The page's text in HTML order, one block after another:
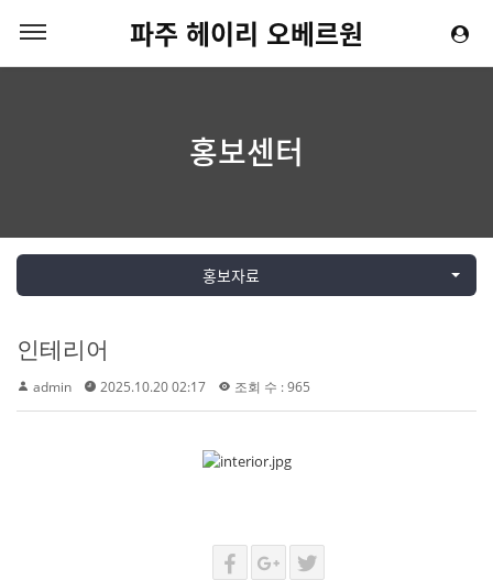
파주 헤이리 오베르원
홍보센터
홍보자료
인테리어
admin 2025.10.20 02:17 조회 수 : 965